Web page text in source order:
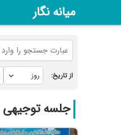
میانه نگار
از تاریخ:
جلسه توجیهی